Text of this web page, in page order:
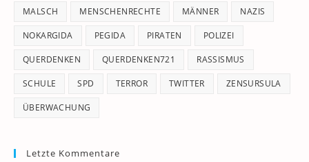
MALSCH MENSCHENRECHTE MÄNNER NAZIS
NOKARGIDA PEGIDA PIRATEN POLIZEI
QUERDENKEN QUERDENKEN721 RASSISMUS
SCHULE SPD TERROR TWITTER ZENSURSULA
ÜBERWACHUNG
Letzte Kommentare